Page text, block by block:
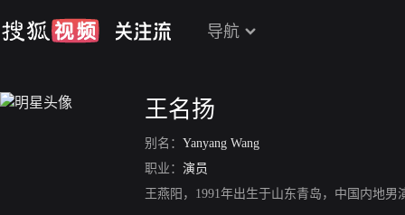
导航
王名扬
别名： Yanyang Wang
职业： 演员
王燕阳，1991年出生于山东青岛，中国内地